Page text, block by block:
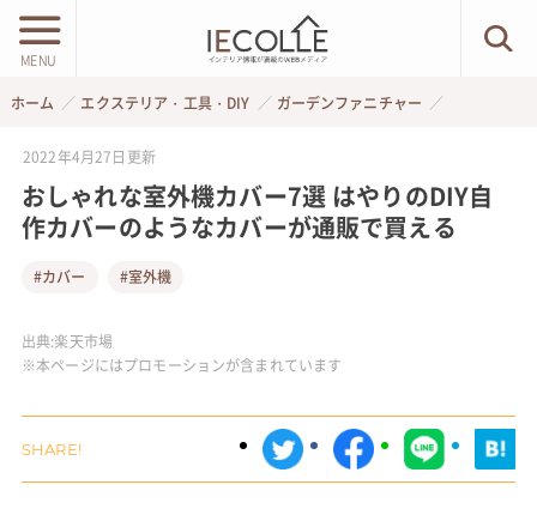
MENU
ホーム エクステリア・工具・DIY ガーデンファニチャー
2022年4月27日 更新
おしゃれな室外機カバー7選 はやりのDIY自
作カバーのようなカバーが通販で買える
#カバー #室外機
出典:楽天市場
※本ページにはプロモーションが含まれています